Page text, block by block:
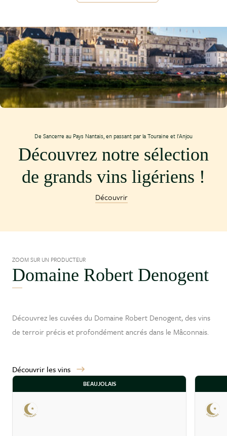
De Sancerre au Pays Nantais, en passant par la Touraine et l'Anjou
Découvrez notre sélection
de grands vins ligériens !
Découvrir
ZOOM SUR UN PRODUCTEUR
Domaine Robert Denogent
Découvrez les cuvées du Domaine Robert Denogent, des vins
de terroir précis et profondément ancrés dans le Mâconnais.
Découvrir les vins
BEAUJOLAIS